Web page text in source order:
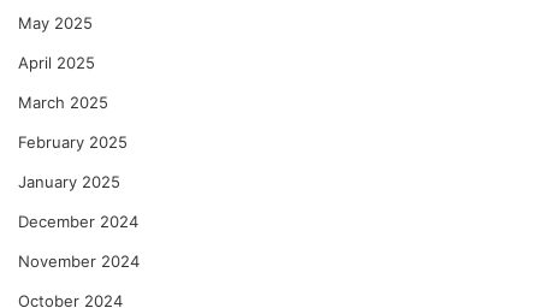
May 2025
April 2025
March 2025
February 2025
January 2025
December 2024
November 2024
October 2024